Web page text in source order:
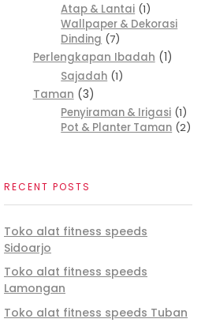
Atap & Lantai 1
Wallpaper & Dekorasi
Dinding 7
Perlengkapan Ibadah
1
Sajadah 1
Taman
3
Penyiraman & Irigasi 1
Pot & Planter Taman 2
RECENT POSTS
Toko alat fitness speeds
Sidoarjo
Toko alat fitness speeds
Lamongan
Toko alat fitness speeds Tuban